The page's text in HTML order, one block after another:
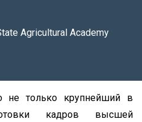
Agricultural Academy
не только крупнейший в
кадров высшей